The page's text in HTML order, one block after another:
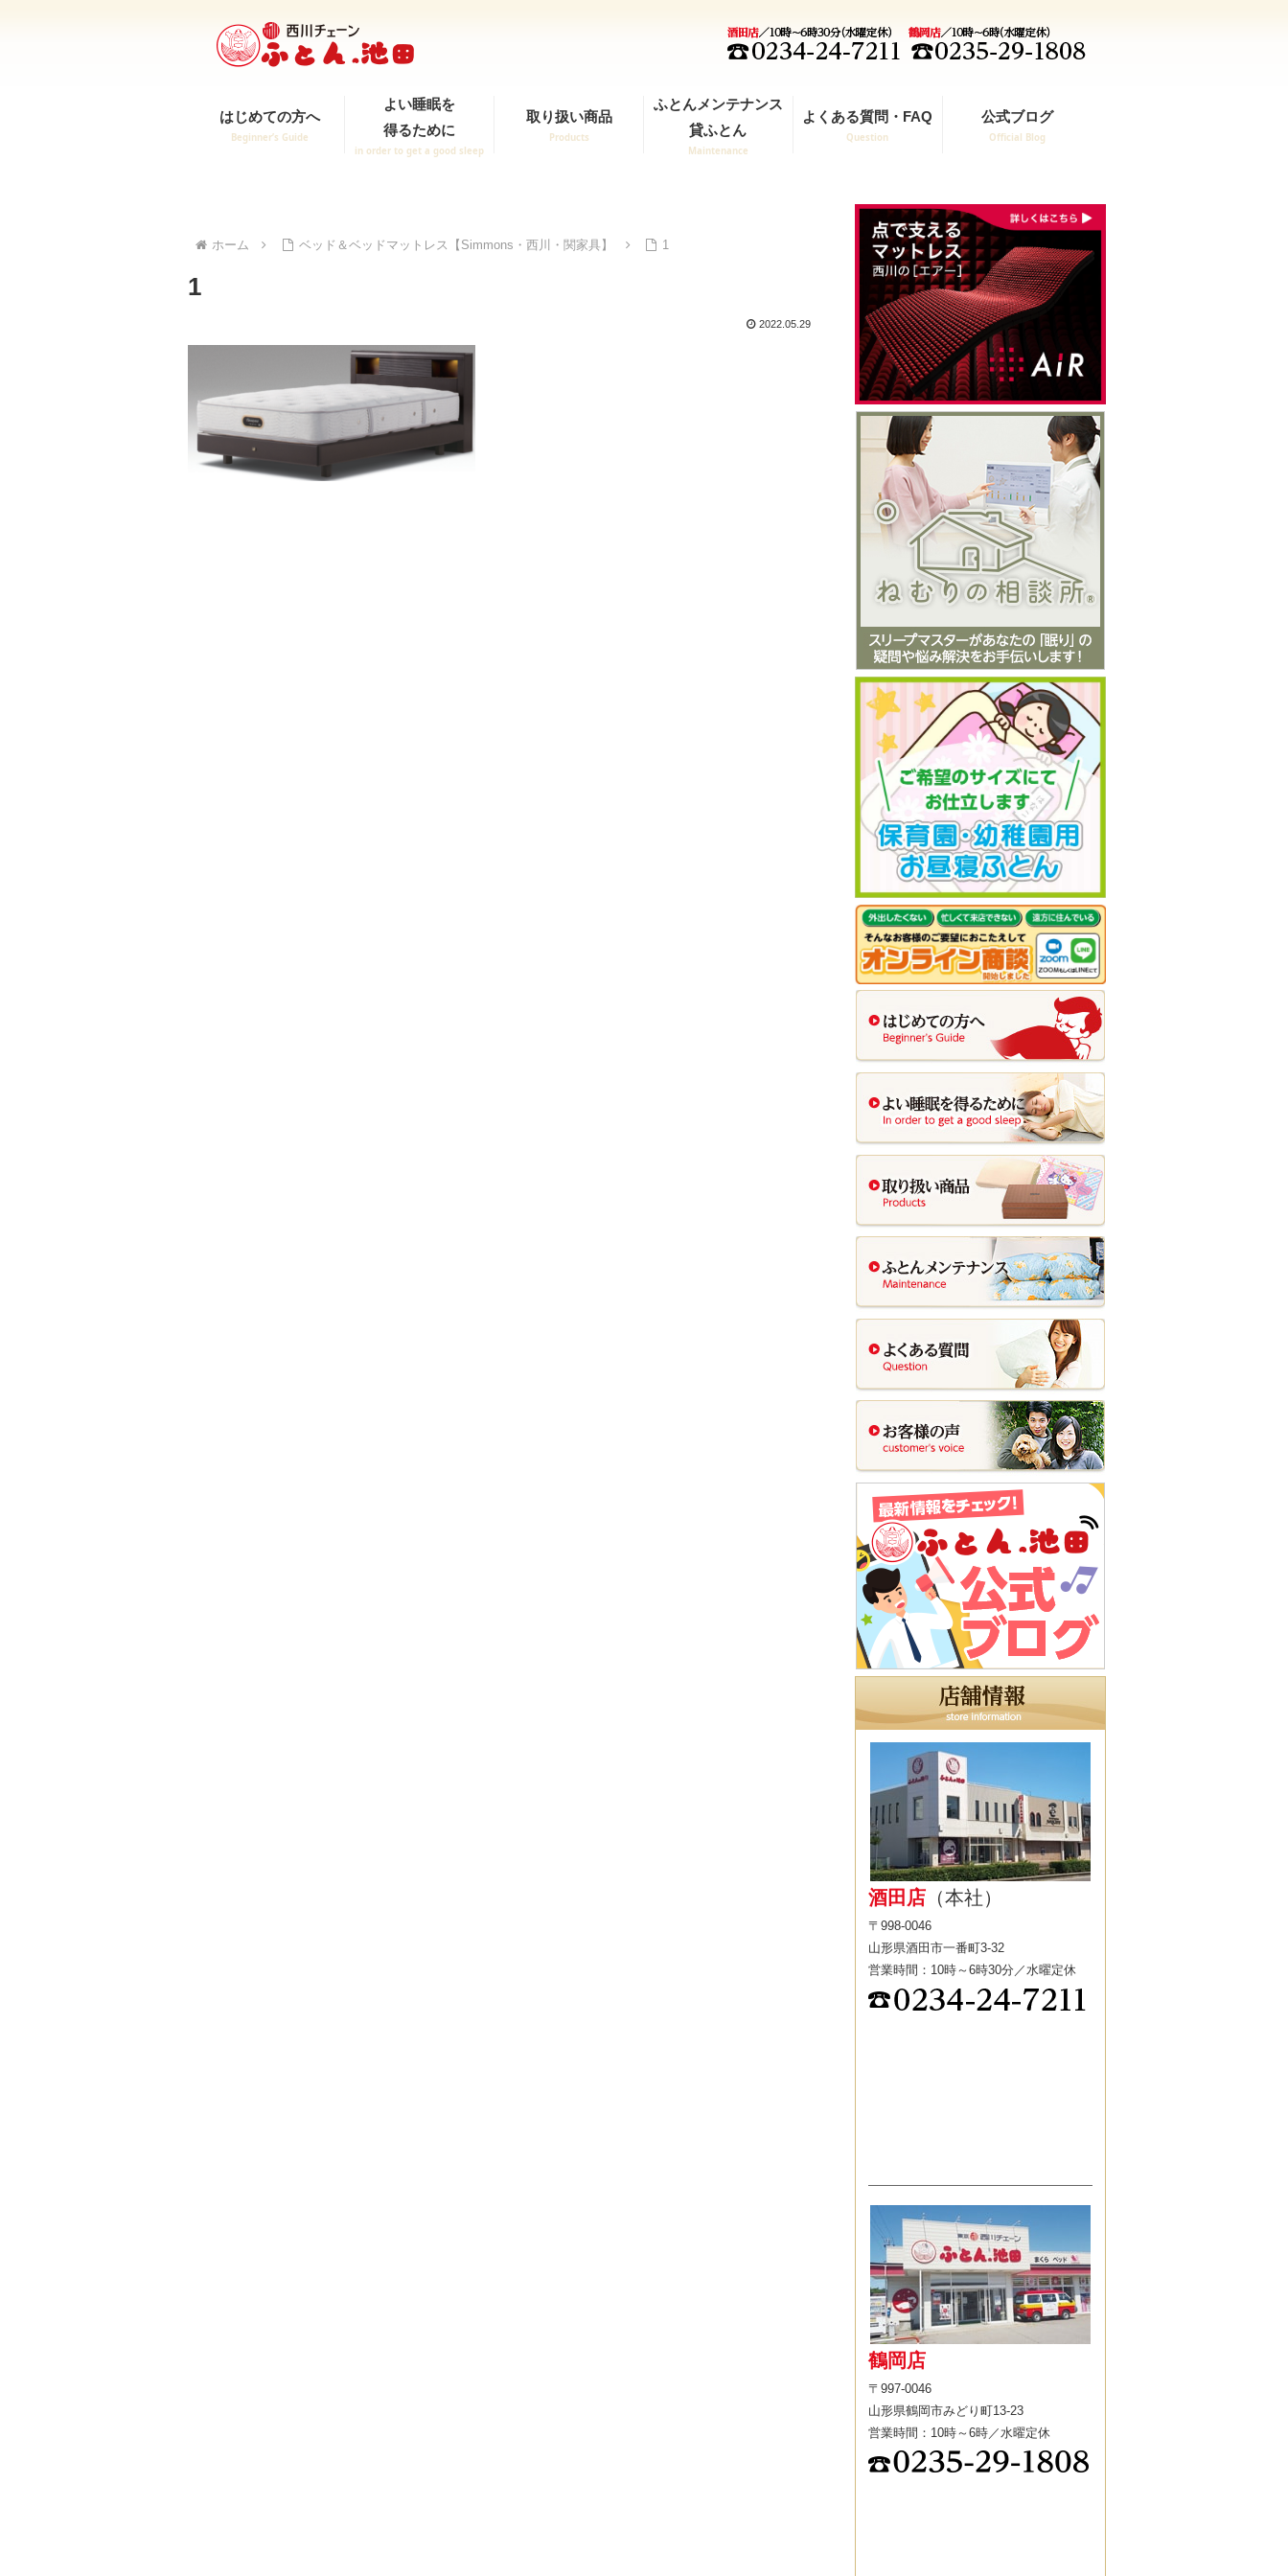
はじめての方へ
Beginner’s Guide
よい睡眠を
得るために
in order to get a good sleep
取り扱い商品
Products
ふとんメンテナンス
貸ふとん
Maintenance
よくある質問・FAQ
Question
公式ブログ
Official Blog
ホーム ベッド＆ベッドマットレス【Simmons・西川・関家具】 1
1
2022.05.29
酒田店 （本社）
〒998-0046
山形県酒田市一番町3-32
営業時間：10時～6時30分／水曜定休
鶴岡店
〒997-0046
山形県鶴岡市みどり町13-23
営業時間：10時～6時／水曜定休